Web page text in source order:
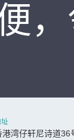
港湾仔轩尼诗道36